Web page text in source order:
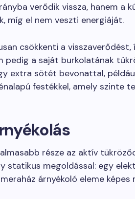
verődik vissza, hanem a
míg el nem veszti energiáját.
csökkenti a visszaverődést,
pedig a saját burkolatának
extra sötét bevonattal,
festékkel, amely szinte
része az aktív
statikus megoldással: egy
árnyékoló eleme képes